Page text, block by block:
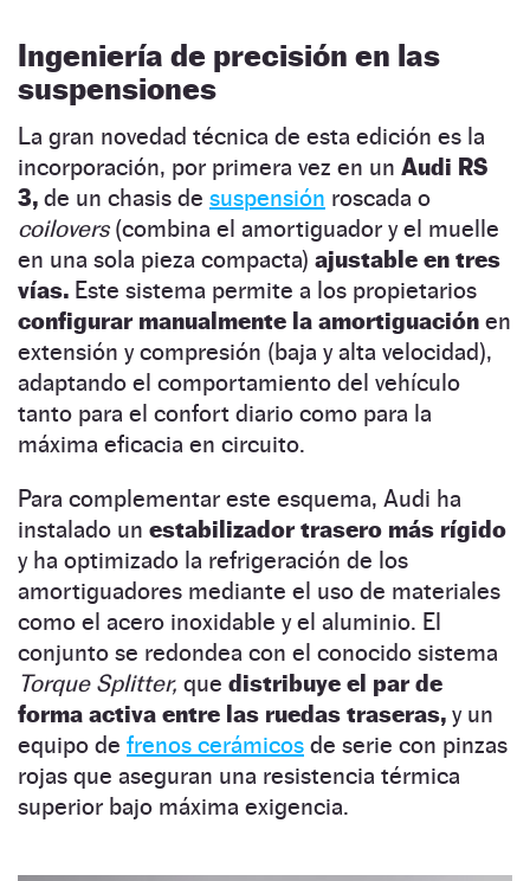
Ingeniería de precisión en las
suspensiones
La gran novedad técnica de esta edición es la
incorporación, por primera vez en un Audi RS
3, de un chasis de suspensión roscada o
coilovers(combina el amortiguador y el muelle
en una sola pieza compacta) ajustable en tres
vías. Este sistema permite a los propietarios
configurar manualmente la amortiguación en
extensión y compresión (baja y alta velocidad),
adaptando el comportamiento del vehículo
tanto para el confort diario como para la
máxima eficacia en circuito.
Para complementar este esquema, Audi ha
instalado un estabilizador trasero más rígido
y ha optimizado la refrigeración de los
amortiguadores mediante el uso de materiales
como el acero inoxidable y el aluminio. El
conjunto se redondea con el conocido sistema
Torque Splitter, que distribuye el par de
forma activa entre las ruedas traseras, y un
equipo de frenos cerámicos de serie con pinzas
rojas que aseguran una resistencia térmica
superior bajo máxima exigencia.